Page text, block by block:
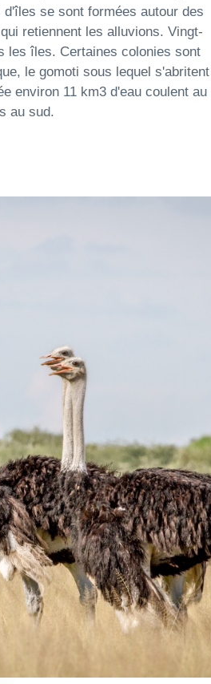
se sont formées autour des
retiennent les alluvions. Vingt-
les îles. Certaines colonies sont
le gomoti sous lequel s'abritent
environ 11 km3 d'eau coulent au
au sud.